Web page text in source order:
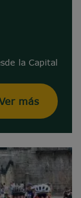
la Capital
más